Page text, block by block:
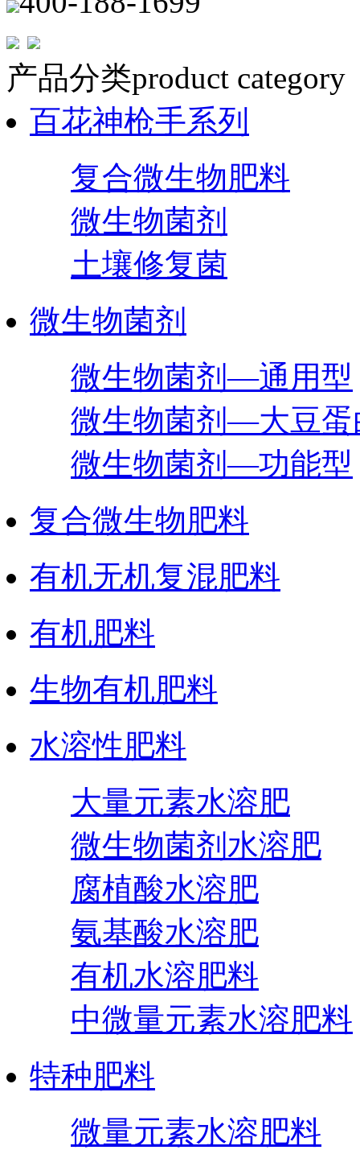
产品分类product category
百花神枪手系列
复合微生物肥料
微生物菌剂
土壤修复菌
微生物菌剂
微生物菌剂—通用型
微生物菌剂—大豆蛋
微生物菌剂—功能型
复合微生物肥料
有机无机复混肥料
有机肥料
生物有机肥料
水溶性肥料
大量元素水溶肥
微生物菌剂水溶肥
腐植酸水溶肥
氨基酸水溶肥
有机水溶肥料
中微量元素水溶肥料
特种肥料
微量元素水溶肥料